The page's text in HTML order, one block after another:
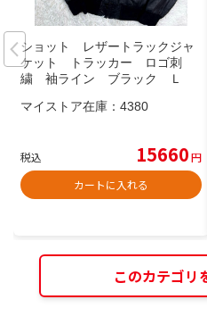
ショット レザートラックジャ
ケット トラッカー ロゴ刺
繍 袖ライン ブラック Ｌ
マイストア在庫： 4380
税込 15660円
カートに入れる
このカテゴリ